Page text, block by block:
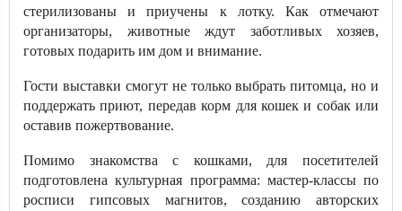
стерилизованы и приучены к лотку. Как отмечают
организаторы, животные ждут заботливых хозяев,
готовых подарить им дом и внимание.
Гости выставки смогут не только выбрать питомца, но и
поддержать приют, передав корм для кошек и собак или
оставив пожертвование.
Помимо знакомства с кошками, для посетителей
подготовлена культурная программа: мастер-классы по
росписи гипсовых магнитов, созданию авторских